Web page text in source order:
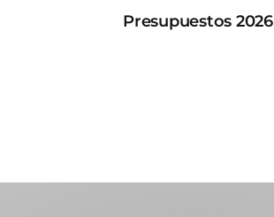
Presupuestos 2026